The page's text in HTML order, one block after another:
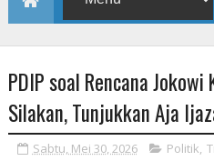
PDIP soal Rencana
Silakan, Tunjukkan Aja
Sabtu, Mei 30, 2026 Politik,